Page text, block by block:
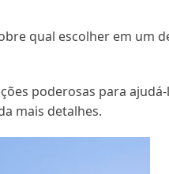
qual escolher em um
poderosas para
mais detalhes.